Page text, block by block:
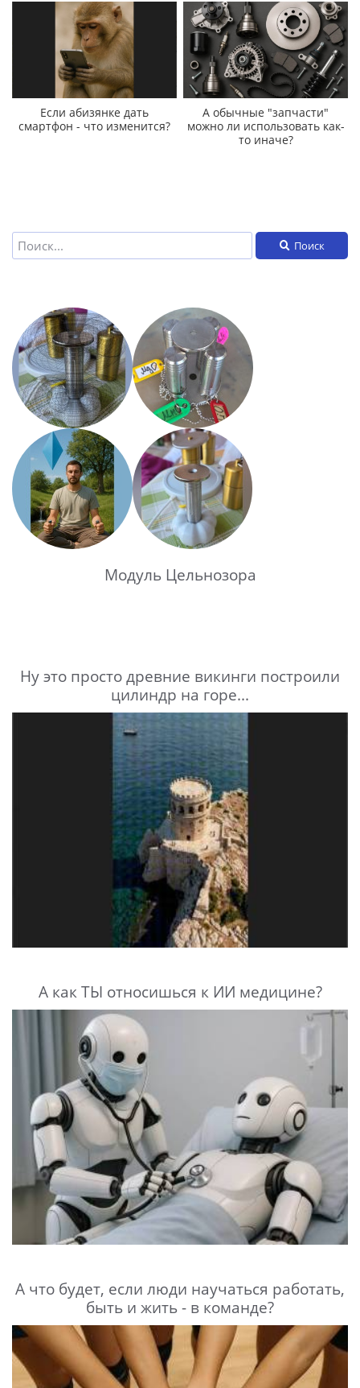
Если абизянке дать
смартфон - что изменится?
А обычные "запчасти"
можно ли использовать как-
то иначе?
Поиск
Модуль Цельнозора
Ну это просто древние викинги построили
цилиндр на горе...
А как ТЫ относишься к ИИ медицине?
А что будет, если люди научаться работать,
быть и жить - в команде?